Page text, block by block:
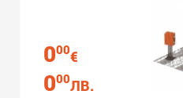
000€
000ЛВ.